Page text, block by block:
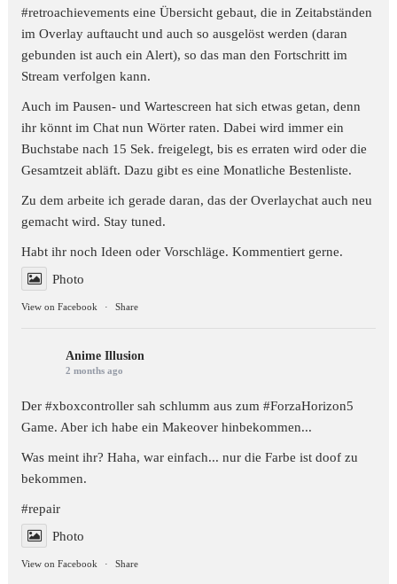
#retroachievements eine Übersicht gebaut, die in Zeitabständen
im Overlay auftaucht und auch so ausgelöst werden (daran
gebunden ist auch ein Alert), so das man den Fortschritt im
Stream verfolgen kann.
Auch im Pausen- und Wartescreen hat sich etwas getan, denn
ihr könnt im Chat nun Wörter raten. Dabei wird immer ein
Buchstabe nach 15 Sek. freigelegt, bis es erraten wird oder die
Gesamtzeit abläft. Dazu gibt es eine Monatliche Bestenliste.
Zu dem arbeite ich gerade daran, das der Overlaychat auch neu
gemacht wird. Stay tuned.
Habt ihr noch Ideen oder Vorschläge. Kommentiert gerne.
Photo
View on Facebook · Share
Anime Illusion
2 months ago
Der #xboxcontroller sah schlumm aus zum#ForzaHorizon5
Game. Aber ich habe ein Makeover hinbekommen...
Was meint ihr? Haha, war einfach... nur die Farbe ist doof zu
bekommen.
#repair
Photo
View on Facebook · Share